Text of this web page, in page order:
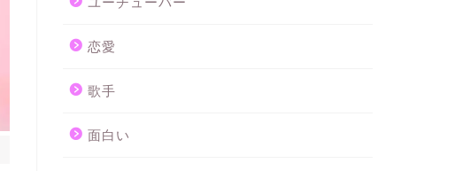
恋愛
歌手
面白い